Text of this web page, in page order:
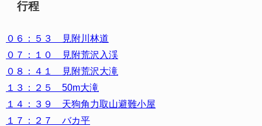
行程
０６：５３ 見附川林道
０７：１０ 見附荒沢入渓
０８：４１ 見附荒沢大滝
１３：２５ 50m大滝
１４：３９ 天狗角力取山避難小屋
１７：２７ バカ平